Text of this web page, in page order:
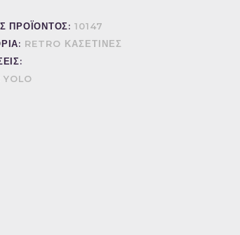
ΠΡΟΪΟΝΤΟΣ: 10147
RETRO ΚΑΣΕΤΙΝΕΣ
YOLO